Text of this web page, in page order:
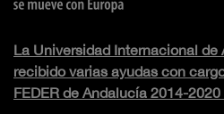
La Universidad Internacional de
recibido varias ayudas con
FEDER de Andalucía 2014-2020